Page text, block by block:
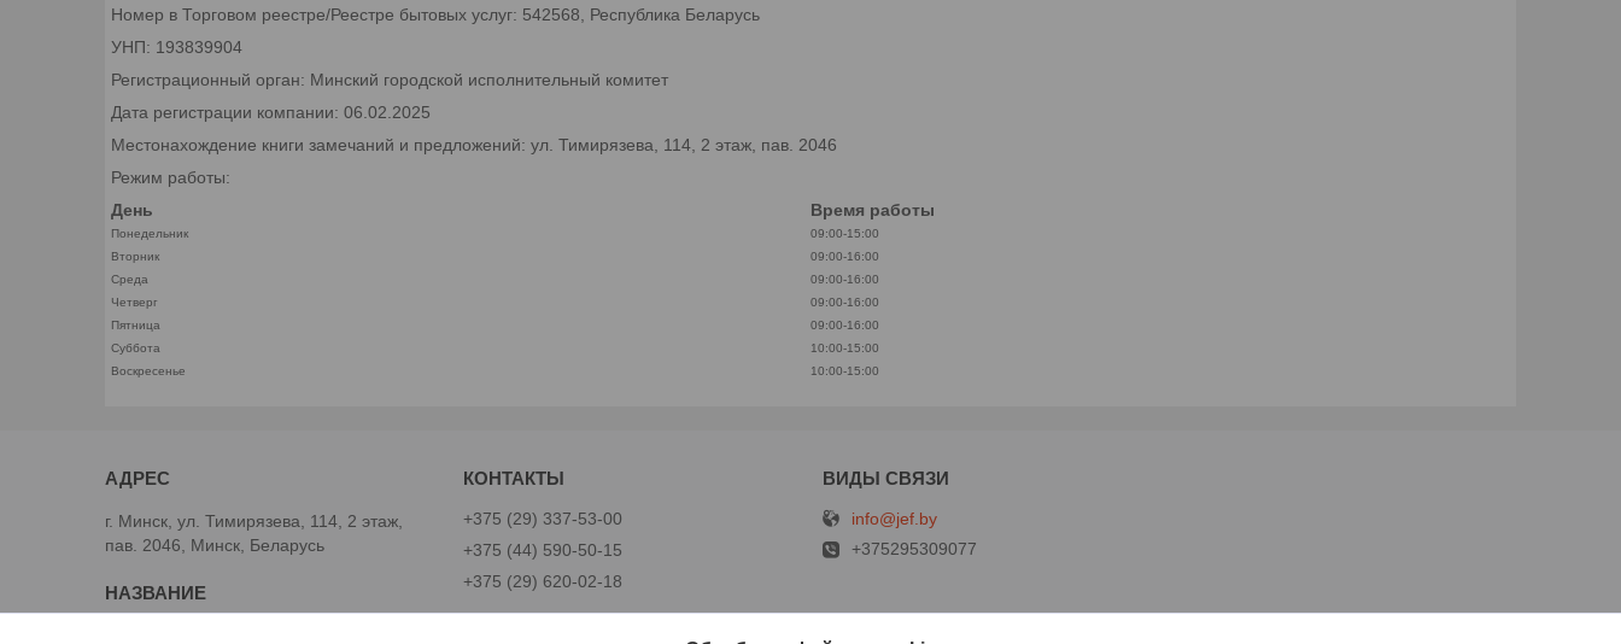
Номер в Торговом реестре/Реестре бытовых услуг: 542568, Республика Беларусь
УНП: 193839904
Регистрационный орган: Минский городской исполнительный комитет
Дата регистрации компании: 06.02.2025
Местонахождение книги замечаний и предложений: ул. Тимирязева, 114, 2 этаж, пав. 2046
Режим работы:
День
Время работы
Понедельник
09:00-15:00
Вторник
09:00-16:00
Среда
09:00-16:00
Четверг
09:00-16:00
Пятница
09:00-16:00
Суббота
10:00-15:00
Воскресенье
10:00-15:00
г. Минск, ул. Тимирязева, 114, 2 этаж,
пав. 2046, Минск, Беларусь
+375 (29) 337-53-00
+375 (44) 590-50-15
+375 (29) 620-02-18
info@jef.by
+375295309077